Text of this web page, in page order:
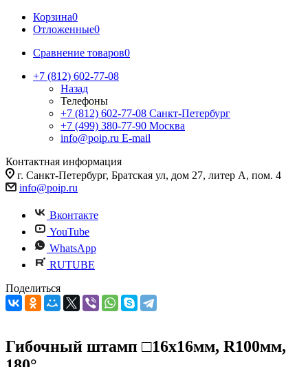
Корзина0
Отложенные0
Сравнение товаров0
+7 (812) 602-77-08
Назад
Телефоны
+7 (812) 602-77-08 Санкт-Петербург
+7 (499) 380-77-90 Москва
info@poip.ru E-mail
Контактная информация
г. Санкт-Петербург, Братская ул, дом 27, литер А, пом. 4
info@poip.ru
Вконтакте
YouTube
WhatsApp
RUTUBE
Поделиться
Гибочный штамп □16х16мм, R100мм,